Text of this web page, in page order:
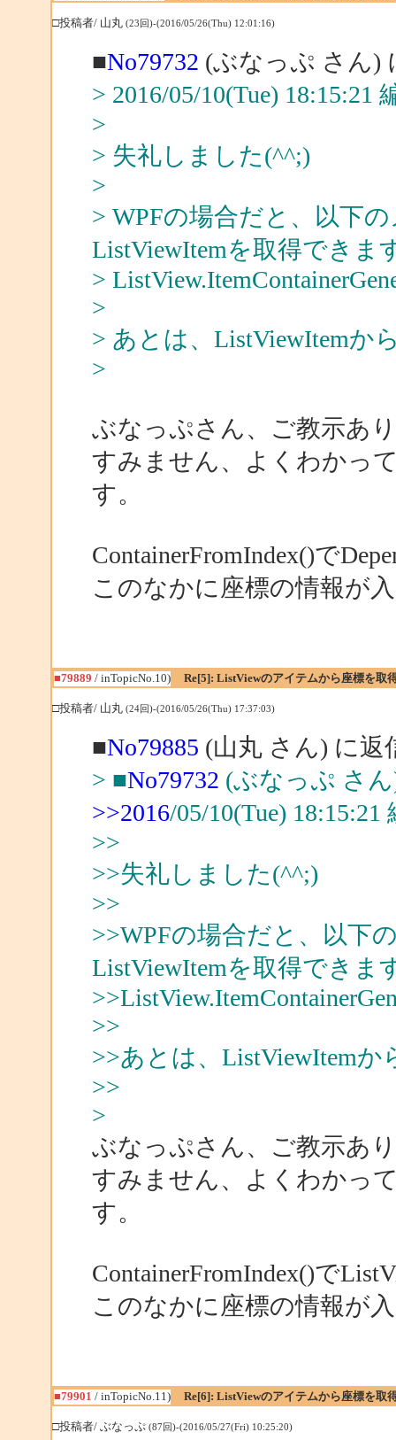
□投稿者/ 山丸 (23回)-(2016/05/26(Thu) 12:01:16)
■No79732 (ぶなっぷ さん)
> 2016/05/10(Tue) 18:15:21
>
> 失礼しました(^^;)
>
> WPFの場合だと、以下
ListViewItemを取得できま
>
>
> あとは、ListViewItemか
>
ぶなっぷさん、ご教示あ
すみません、よくわかっ
す。
ContainerFromIndex()で
このなかに座標の情報が
■79889 / inTopicNo.10) Re[5]: ListViewのアイテムから座標を取
□投稿者/ 山丸 (24回)-(2016/05/26(Thu) 17:37:03)
■No79885 (山丸 さん) に返
> ■No79732 (ぶなっぷ さ
>>2016/05/10(Tue) 18:15:21
>>
>>失礼しました(^^;)
>>
>>WPFの場合だと、以下
ListViewItemを取得できま
>>
>>あとは、ListViewItem
>>
>
ぶなっぷさん、ご教示あ
すみません、よくわかっ
す。
ContainerFromIndex()で
このなかに座標の情報が
■79901 / inTopicNo.11) Re[6]: ListViewのアイテムから座標を取
□投稿者/ ぶなっぷ (87回)-(2016/05/27(Fri) 10:25:20)